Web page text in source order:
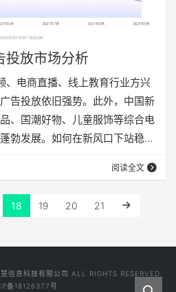
投放市场分析
、电商直播、线上教育行业方兴
告投放依旧强势。此外，中国新
、国潮好物、儿童服饰等综合电
勃发展。如何在新风口下站稳脚
一场机遇。 App Growing 从市
化三大方面，深入解读2021年
动广告投放市场的发展变化，帮
阅读全文
18 19 20 21
息科技有限公司 ALL RIGHTS RESERVED.
备18126377号